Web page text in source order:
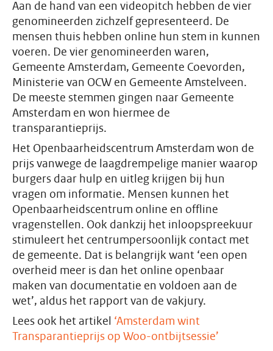
Aan de hand van een videopitch hebben de vier
genomineerden zichzelf gepresenteerd. De
mensen thuis hebben online hun stem in kunnen
voeren. De vier genomineerden waren,
Gemeente Amsterdam, Gemeente Coevorden,
Ministerie van OCW en Gemeente Amstelveen.
De meeste stemmen gingen naar Gemeente
Amsterdam en won hiermee de
transparantieprijs.
Het Openbaarheidscentrum Amsterdam won de
prijs vanwege de laagdrempelige manier waarop
burgers daar hulp en uitleg krijgen bij hun
vragen om informatie. Mensen kunnen het
Openbaarheidscentrum online en offline
vragenstellen. Ook dankzij het inloopspreekuur
stimuleert het centrumpersoonlijk contact met
de gemeente. Dat is belangrijk want ‘een open
overheid meer is dan het online openbaar
maken van documentatie en voldoen aan de
wet’, aldus het rapport van de vakjury.
Lees ook het artikel ‘Amsterdam wint
Transparantieprijs op Woo-ontbijtsessie’